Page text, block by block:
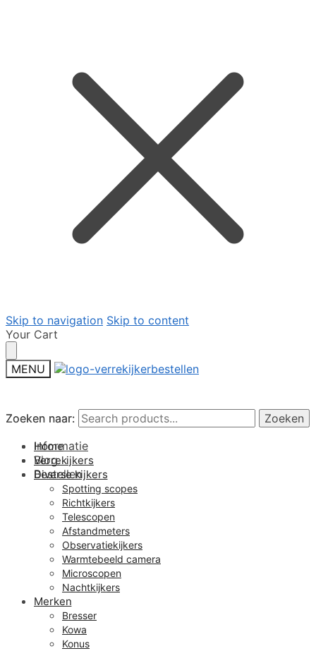
Skip to navigation Skip to content
Your Cart
MENU
Zoeken naar:
Zoeken
Informatie
Blog
Bestellen
Zoeken naar: Zoeken
Home
Verrekijkers
Diverse kijkers
Spotting scopes
Richtkijkers
Telescopen
Afstandmeters
Observatiekijkers
Warmtebeeld camera
Microscopen
Nachtkijkers
Merken
Bresser
Kowa
Konus